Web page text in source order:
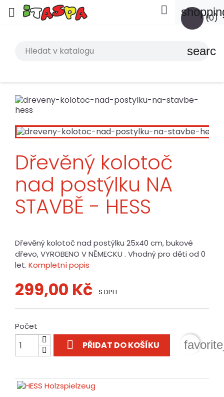
 (0)

search
Dřevěný kolotoč
nad postýlku NA
STAVBĚ - HESS
Dřevěný kolotoč nad postýlku 25x40 cm, bukové
dřevo, VYROBENO V NĚMECKU . Vhodný pro děti od 0
let. Kompletní popis
299,00 Kč S DPH
Počet
 PŘIDAT DO KOŠÍKU